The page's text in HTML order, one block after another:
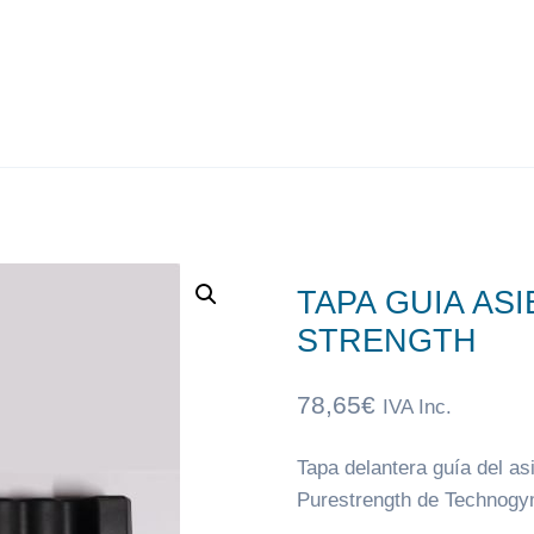
TAPA GUIA
STRENGTH
78,65€ IVA Inc.
Tapa delantera guía del
Purestrength de